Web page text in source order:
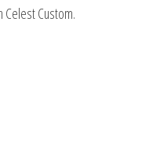
Celest Custom.